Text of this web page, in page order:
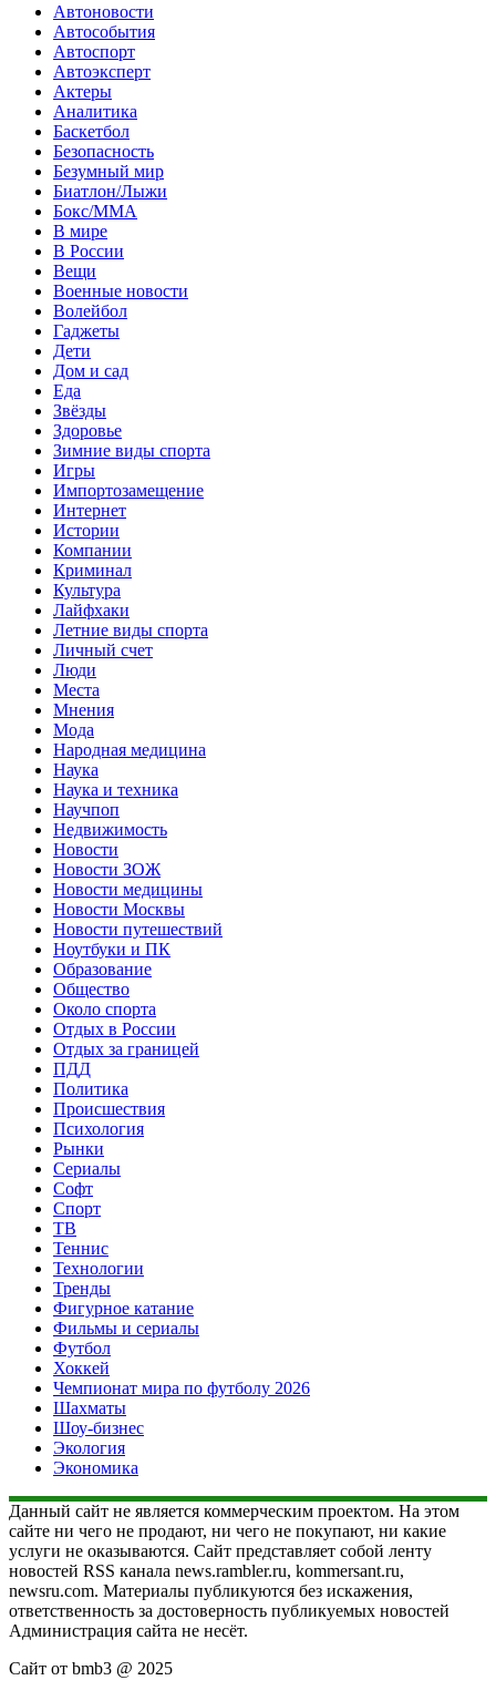
Автоновости
Автособытия
Автоспорт
Автоэксперт
Актеры
Аналитика
Баскетбол
Безопасность
Безумный мир
Биатлон/Лыжи
Бокс/MMA
В мире
В России
Вещи
Военные новости
Волейбол
Гаджеты
Дети
Дом и сад
Еда
Звёзды
Здоровье
Зимние виды спорта
Игры
Импортозамещение
Интернет
Истории
Компании
Криминал
Культура
Лайфхаки
Летние виды спорта
Личный счет
Люди
Места
Мнения
Мода
Народная медицина
Наука
Наука и техника
Научпоп
Недвижимость
Новости
Новости ЗОЖ
Новости медицины
Новости Москвы
Новости путешествий
Ноутбуки и ПК
Образование
Общество
Около спорта
Отдых в России
Отдых за границей
ПДД
Политика
Происшествия
Психология
Рынки
Сериалы
Софт
Спорт
ТВ
Теннис
Технологии
Тренды
Фигурное катание
Фильмы и сериалы
Футбол
Хоккей
Чемпионат мира по футболу 2026
Шахматы
Шоу-бизнес
Экология
Экономика
Данный сайт не является коммерческим проектом. На этом
сайте ни чего не продают, ни чего не покупают, ни какие
услуги не оказываются. Сайт представляет собой ленту
новостей RSS канала news.rambler.ru, kommersant.ru,
newsru.com. Материалы публикуются без искажения,
ответственность за достоверность публикуемых новостей
Администрация сайта не несёт.
Сайт от bmb3 @ 2025